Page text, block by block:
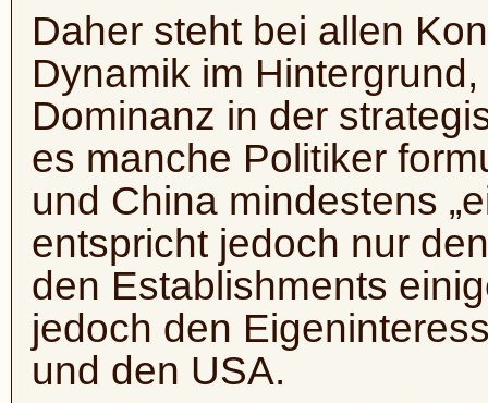
Daher steht bei allen
Dynamik im
Dominanz in der
es manche Politiker
und China mindestens
entspricht jedoch nur
den Establishments
jedoch den
und den USA.